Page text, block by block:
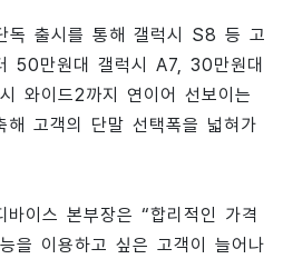
독 출시를 통해 갤럭시 S8 등 고
50만원대 갤럭시 A7, 30만원대
와이드2까지 연이어 선보이는
고객의 단말 선택폭을 넓혀가
이스 본부장은 “합리적인 가격
을 이용하고 싶은 고객이 늘어나